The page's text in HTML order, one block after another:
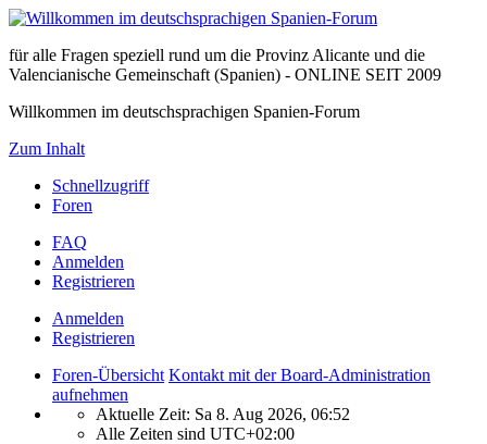
für alle Fragen speziell rund um die Provinz Alicante und die
Valencianische Gemeinschaft (Spanien) - ONLINE SEIT 2009
Willkommen im deutschsprachigen Spanien-Forum
Zum Inhalt
Schnellzugriff
Foren
FAQ
Anmelden
Registrieren
Anmelden
Registrieren
Foren-Übersicht Kontakt mit der Board-Administration
aufnehmen
Aktuelle Zeit: Sa 8. Aug 2026, 06:52
Alle Zeiten sind UTC+02:00